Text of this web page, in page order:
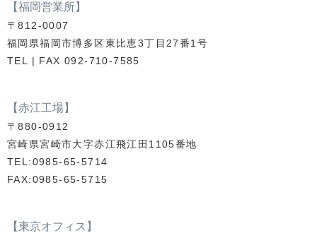
【福岡営業所】
〒812-0007
福岡県福岡市博多区東比恵3丁目27番1号
TEL | FAX 092-710-7585
【赤江工場】
〒880-0912
宮崎県宮崎市大字赤江飛江田1105番地
TEL:0985-65-5714
FAX:0985-65-5715
【東京オフィス】